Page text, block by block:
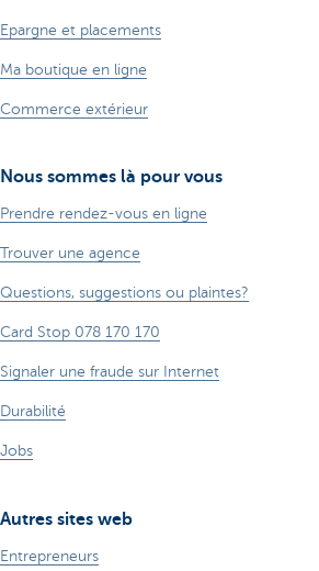
Epargne et placements
Ma boutique en ligne
Commerce extérieur
Nous sommes là pour vous
Prendre rendez-vous en ligne
Trouver une agence
Questions, suggestions ou plaintes?
Card Stop 078 170 170
Signaler une fraude sur Internet
Durabilité
Jobs
Autres sites web
Entrepreneurs